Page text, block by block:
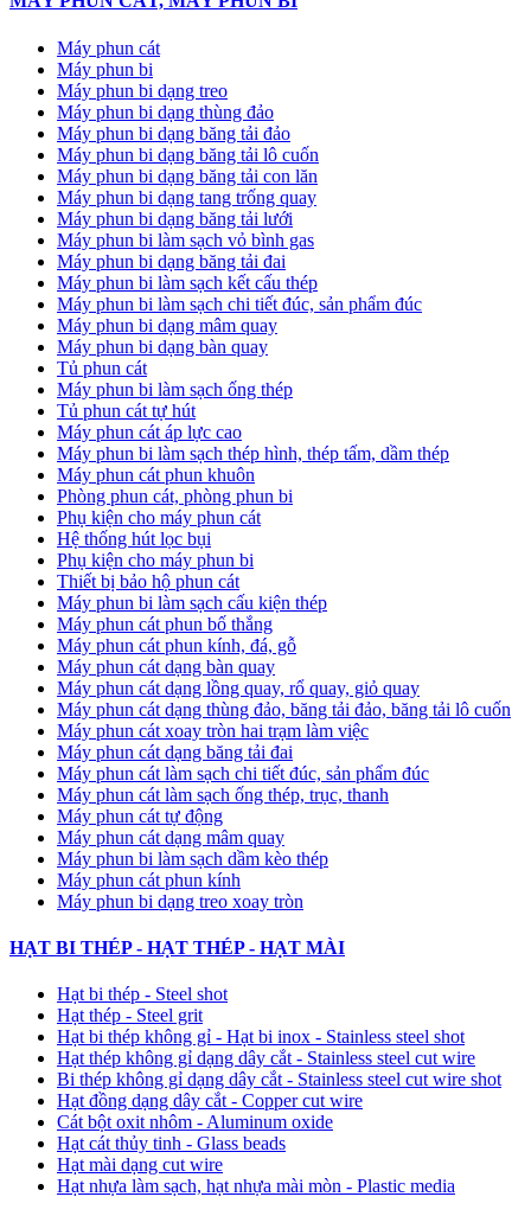
Máy phun cát
Máy phun bi
Máy phun bi dạng treo
Máy phun bi dạng thùng đảo
Máy phun bi dạng băng tải đảo
Máy phun bi dạng băng tải lô cuốn
Máy phun bi dạng băng tải con lăn
Máy phun bi dạng tang trống quay
Máy phun bi dạng băng tải lưới
Máy phun bi làm sạch vỏ bình gas
Máy phun bi dạng băng tải đai
Máy phun bi làm sạch kết cấu thép
Máy phun bi làm sạch chi tiết đúc, sản phẩm đúc
Máy phun bi dạng mâm quay
Máy phun bi dạng bàn quay
Tủ phun cát
Máy phun bi làm sạch ống thép
Tủ phun cát tự hút
Máy phun cát áp lực cao
Máy phun bi làm sạch thép hình, thép tấm, dầm thép
Máy phun cát phun khuôn
Phòng phun cát, phòng phun bi
Phụ kiện cho máy phun cát
Hệ thống hút lọc bụi
Phụ kiện cho máy phun bi
Thiết bị bảo hộ phun cát
Máy phun bi làm sạch cấu kiện thép
Máy phun cát phun bố thắng
Máy phun cát phun kính, đá, gỗ
Máy phun cát dạng bàn quay
Máy phun cát dạng lồng quay, rổ quay, giỏ quay
Máy phun cát dạng thùng đảo, băng tải đảo, băng tải lô cuốn
Máy phun cát xoay tròn hai trạm làm việc
Máy phun cát dạng băng tải đai
​Máy phun cát làm sạch chi tiết đúc, sản phẩm đúc
Máy phun cát làm sạch ống thép, trục, thanh
Máy phun cát tự động
​Máy phun cát dạng mâm quay
Máy phun bi làm sạch dầm kèo thép
Máy phun cát phun kính
Máy phun bi dạng treo xoay tròn
HẠT BI THÉP - HẠT THÉP - HẠT MÀI
Hạt bi thép - Steel shot
Hạt thép - Steel grit
Hạt bi thép không gỉ - Hạt bi inox - Stainless steel shot
Hạt thép không gỉ dạng dây cắt - Stainless steel cut wire
Bi thép không gỉ dạng dây cắt - Stainless steel cut wire shot
Hạt đồng dạng dây cắt - Copper cut wire
Cát bột oxit nhôm - Aluminum oxide
Hạt cát thủy tinh - Glass beads
Hạt mài dạng cut wire
Hạt nhựa làm sạch, hạt nhựa mài mòn - Plastic media